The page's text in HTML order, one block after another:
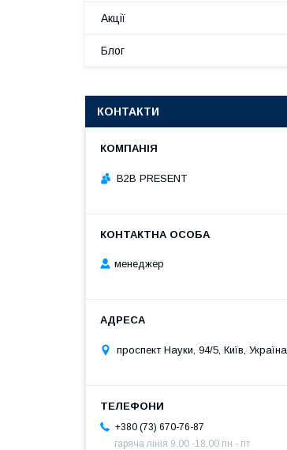
Акції
Блог
КОНТАКТИ
B2B PRESENT
менеджер
проспект Науки, 94/5, Київ, Україна
+380 (73) 670-76-87
гаряча лінія 9.00 -18.00 пн - пт